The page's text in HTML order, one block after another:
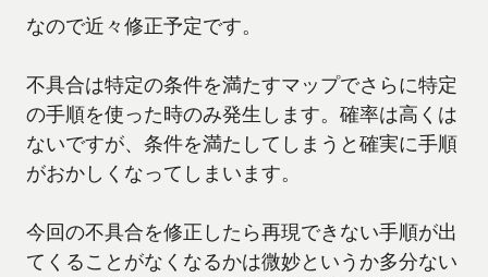
なので近々修正予定です。
不具合は特定の条件を満たすマップでさらに特定
の手順を使った時のみ発生します。確率は高くは
ないですが、条件を満たしてしまうと確実に手順
がおかしくなってしまいます。
今回の不具合を修正したら再現できない手順が出
てくることがなくなるかは微妙というか多分ない